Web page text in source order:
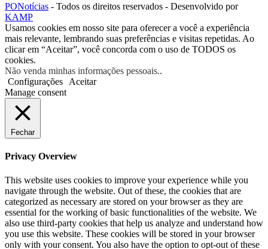
PONotícias - Todos os direitos reservados - Desenvolvido por
KAMP
Usamos cookies em nosso site para oferecer a você a experiência
mais relevante, lembrando suas preferências e visitas repetidas. Ao
clicar em “Aceitar”, você concorda com o uso de TODOS os
cookies.
Não venda minhas informações pessoais..
Configurações
Aceitar
Manage consent
Fechar
Privacy Overview
This website uses cookies to improve your experience while you
navigate through the website. Out of these, the cookies that are
categorized as necessary are stored on your browser as they are
essential for the working of basic functionalities of the website. We
also use third-party cookies that help us analyze and understand how
you use this website. These cookies will be stored in your browser
only with your consent. You also have the option to opt-out of these